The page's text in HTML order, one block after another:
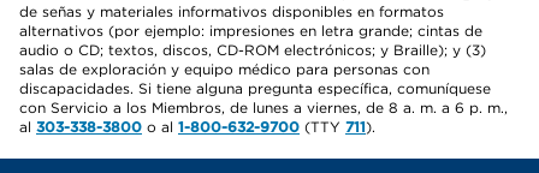
de señas y materiales informativos disponibles en formatos
alternativos (por ejemplo: impresiones en letra grande; cintas de
audio o CD; textos, discos, CD-ROM electrónicos; y Braille); y (3)
salas de exploración y equipo médico para personas con
discapacidades. Si tiene alguna pregunta específica, comuníquese
con Servicio a los Miembros, de lunes a viernes, de 8 a. m. a 6 p. m.,
al 303-338-3800 o al 1-800-632-9700 (TTY 711).